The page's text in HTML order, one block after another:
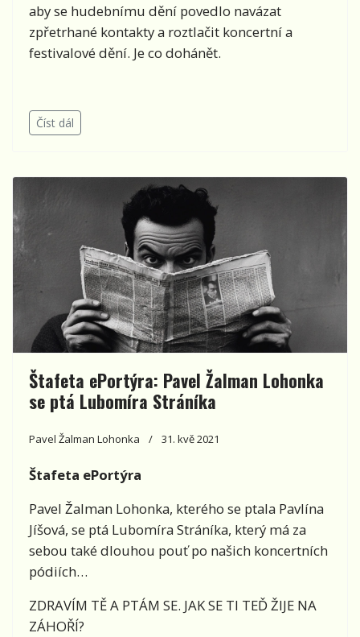
aby se hudebnímu dění povedlo navázat
zpřetrhané kontakty a roztlačit koncertní a
festivalové dění. Je co dohánět.
Číst dál
Štafeta ePortýra: Pavel Žalman Lohonka
se ptá Lubomíra Stráníka
Pavel Žalman Lohonka 31. kvě 2021
Štafeta ePortýra
Pavel Žalman Lohonka, kterého se ptala Pavlína
Jíšová, se ptá Lubomíra Stráníka, který má za
sebou také dlouhou pouť po našich koncertních
pódiích…
ZDRAVÍM TĚ A PTÁM SE. JAK SE TI TEĎ ŽIJE NA
ZÁHOŘÍ?